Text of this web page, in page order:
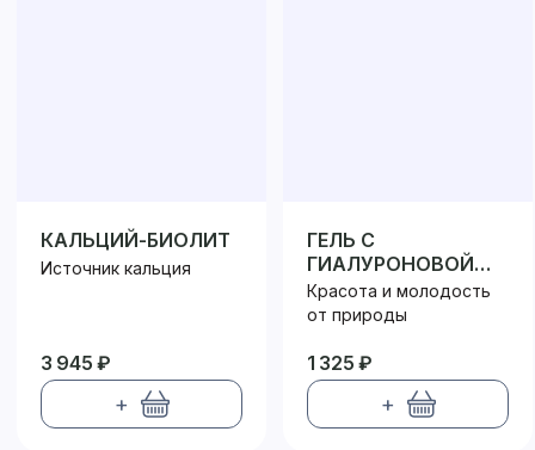
КАЛЬЦИЙ-БИОЛИТ
Источник кальция
3 945 ₽
+
ГЕЛЬ С
ГИАЛУРОНОВОЙ
КИСЛОТОЙ,
ЦИНКОМ,
Д3
Красота и молодость
от природы
1 325 ₽
+